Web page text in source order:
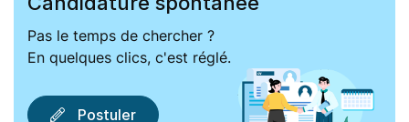
Pas le temps de chercher ?
En quelques clics, c'est réglé.
Postuler